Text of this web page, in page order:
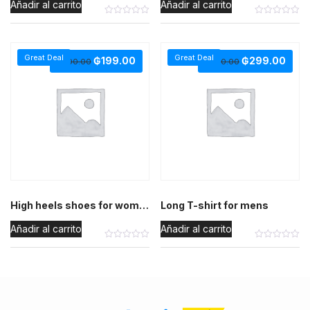
Añadir al carrito Añadir al carrito
Great Deal
High heels shoes for womens
₲200.00 ₲199.00
Añadir al carrito
Great Deal
Long T-shirt for mens
₲300.00 ₲299.00
Añadir al carrito